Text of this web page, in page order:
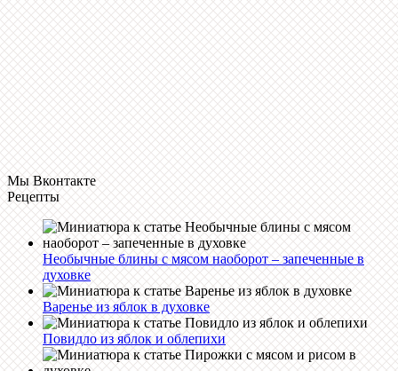
Мы Вконтакте
Рецепты
Необычные блины с мясом наоборот – запеченные в
духовке
Варенье из яблок в духовке
Повидло из яблок и облепихи